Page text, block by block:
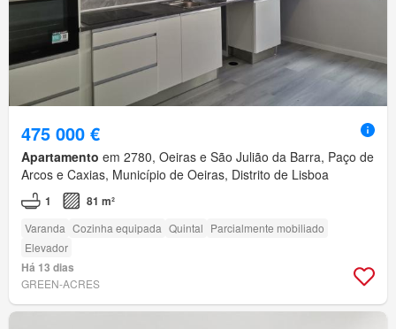
475 000 €
Apartamento em 2780, Oeiras e São Julião da Barra, Paço de
Arcos e Caxias, Município de Oeiras, Distrito de Lisboa
1 81 m²
Varanda Cozinha equipada Quintal Parcialmente mobiliado
Elevador
Há 13 dias
GREEN-ACRES